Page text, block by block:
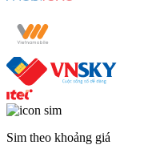
Sim theo khoảng giá